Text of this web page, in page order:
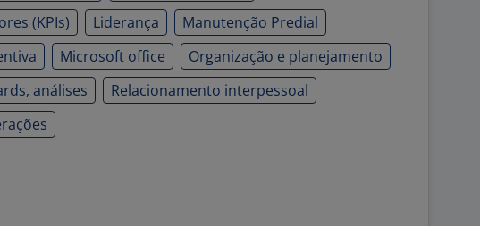
(KPIs)
Liderança
Manutenção Predial
Microsoft office
Organização e planejamento
análises
Relacionamento interpessoal